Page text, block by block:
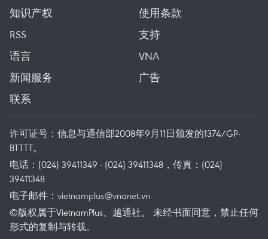
知识产权
使用条款
RSS
支持
语言
VNA
新闻服务
广告
联系
许可证号：信息与通信部2008年9月11日颁发的1374/GP-
BTTTT。
电话：(024) 39411349 - (024) 39411348，传真：(024)
39411348
电子邮件： vietnamplus@vnanet.vn
©版权属于VietnamPlus、越通社。 未经书面同意，禁止任何
形式的复制与转载。